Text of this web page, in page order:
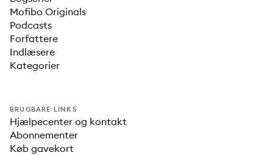
Mofibo Originals
Podcasts
Forfattere
Indlæsere
Kategorier
BRUGBARE LINKS
Hjælpecenter og kontakt
Abonnementer
Køb gavekort